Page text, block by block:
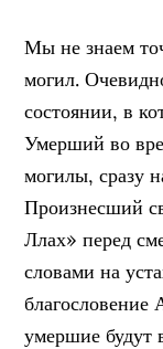
Мы не знаем
могил.
состоянии, в
Умерший во
могилы, сразу
Произнесший
Ллах» перед
словами на
благословение
умершие будут